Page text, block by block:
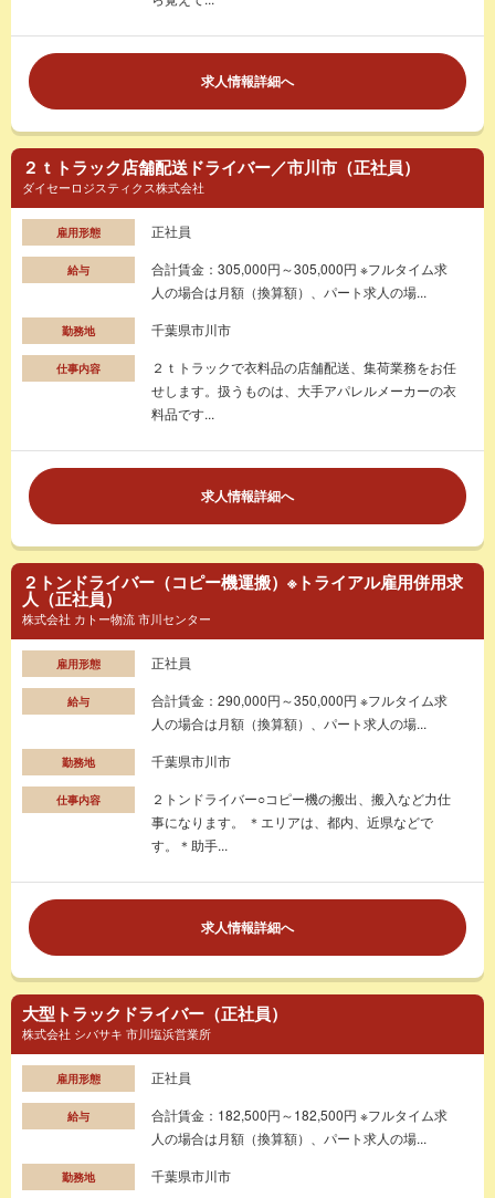
求人情報詳細へ
２ｔトラック店舗配送ドライバー／市川市（正社員）
ダイセーロジスティクス株式会社
雇用形態 正社員
給与
合計賃金：305,000円～305,000円 ※フルタイム求
人の場合は月額（換算額）、パート求人の場...
勤務地 千葉県市川市
仕事内容
２ｔトラックで衣料品の店舗配送、集荷業務をお任
せします。扱うものは、大手アパレルメーカーの衣
料品です...
求人情報詳細へ
２トンドライバー（コピー機運搬）※トライアル雇用併用求
人（正社員）
株式会社 カトー物流 市川センター
雇用形態 正社員
給与
合計賃金：290,000円～350,000円 ※フルタイム求
人の場合は月額（換算額）、パート求人の場...
勤務地 千葉県市川市
仕事内容
２トンドライバー○コピー機の搬出、搬入など力仕
事になります。 ＊エリアは、都内、近県などで
す。＊助手...
求人情報詳細へ
大型トラックドライバー（正社員）
株式会社 シバサキ 市川塩浜営業所
雇用形態 正社員
給与
合計賃金：182,500円～182,500円 ※フルタイム求
人の場合は月額（換算額）、パート求人の場...
勤務地 千葉県市川市